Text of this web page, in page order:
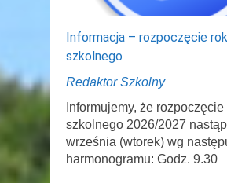
Informacja – rozpoczęcie
szkolnego
Redaktor Szkolny
Informujemy, że rozpoczęcie
szkolnego 2026/2027
września (wtorek) wg
harmonogramu: Godz. 9.30